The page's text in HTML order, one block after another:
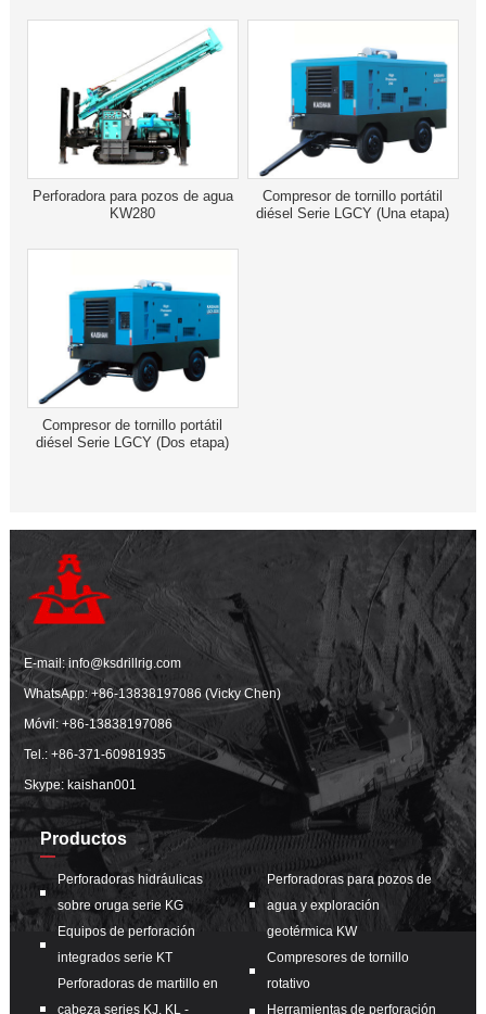
Perforadora para pozos de agua
KW280
Compresor de tornillo portátil
diésel Serie LGCY (Una etapa)
Compresor de tornillo portátil
diésel Serie LGCY (Dos etapa)
E-mail:info@ksdrillrig.com
WhatsApp:+86-13838197086 (Vicky Chen)
Móvil:+86-13838197086
Tel.:+86-371-60981935
Skype: kaishan001
Productos
Perforadoras hidráulicas
sobre oruga serie KG
Equipos de perforación
integrados serie KT
Perforadoras de martillo en
cabeza series KJ, KL -
Perforadoras para pozos de
agua y exploración
geotérmica KW
Compresores de tornillo
rotativo
Herramientas de perforación